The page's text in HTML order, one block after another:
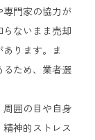
門家の協力が
ないまま売却
ります。ま
ため、業者選
周囲の目や自身
神的ストレス